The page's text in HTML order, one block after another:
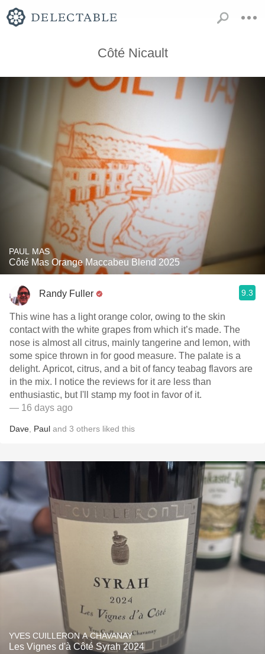
Côté Nicault
PAUL MAS
Côté Mas Orange Maccabeu Blend 2025
Randy Fuller 9.3
This wine has a light orange color, owing to the skin
contact with the white grapes from which it’s made. The
nose is almost all citrus, mainly tangerine and lemon, with
some spice thrown in for good measure. The palate is a
delight. Apricot, citrus, and a bit of fancy teabag flavors are
in the mix. I notice the reviews for it are less than
enthusiastic, but I'll stamp my foot in favor of it.
— 16 days ago
Dave Paul and 3 others liked this
YVES CUILLERON A CHAVANAY
Les Vignes d'à Côté Syrah 2024